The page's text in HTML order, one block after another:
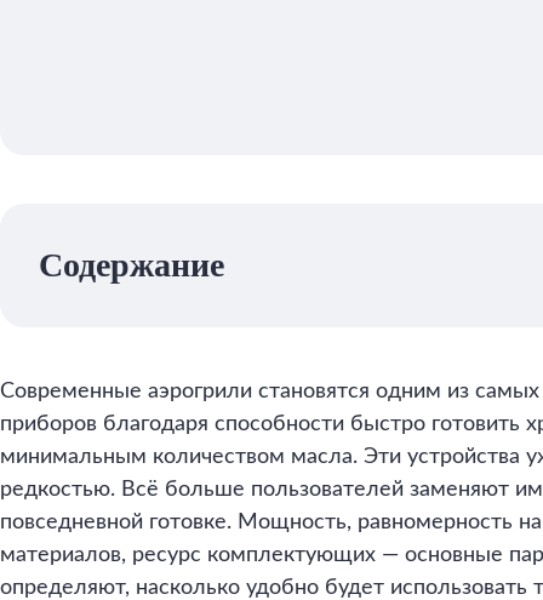
Содержание
Современные аэрогрили становятся одним из
приборов благодаря способности быстро готовить
минимальным количеством масла. Эти устройства
редкостью. Всё больше пользователей заменяют
повседневной готовке. Мощность, равномерность
материалов, ресурс комплектующих — основные
определяют, насколько удобно будет использовать